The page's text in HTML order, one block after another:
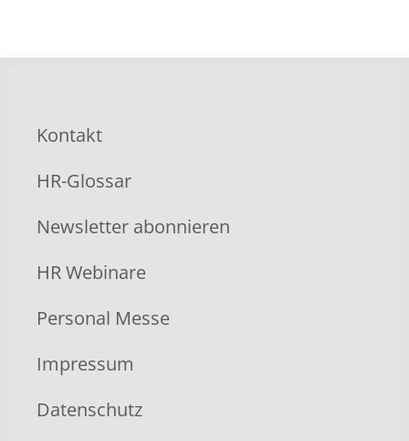
Kontakt
HR-Glossar
Newsletter abonnieren
HR Webinare
Personal Messe
Impressum
Datenschutz